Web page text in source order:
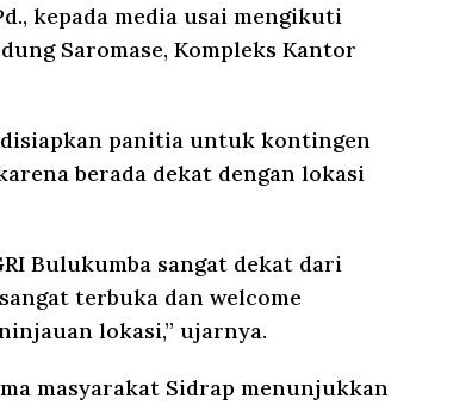
kepada media usai mengikuti
Saromase, Kompleks Kantor
panitia untuk kontingen
berada dekat dengan lokasi
Bulukumba sangat dekat dari
terbuka dan welcome
lokasi,” ujarnya.
masyarakat Sidrap menunjukkan